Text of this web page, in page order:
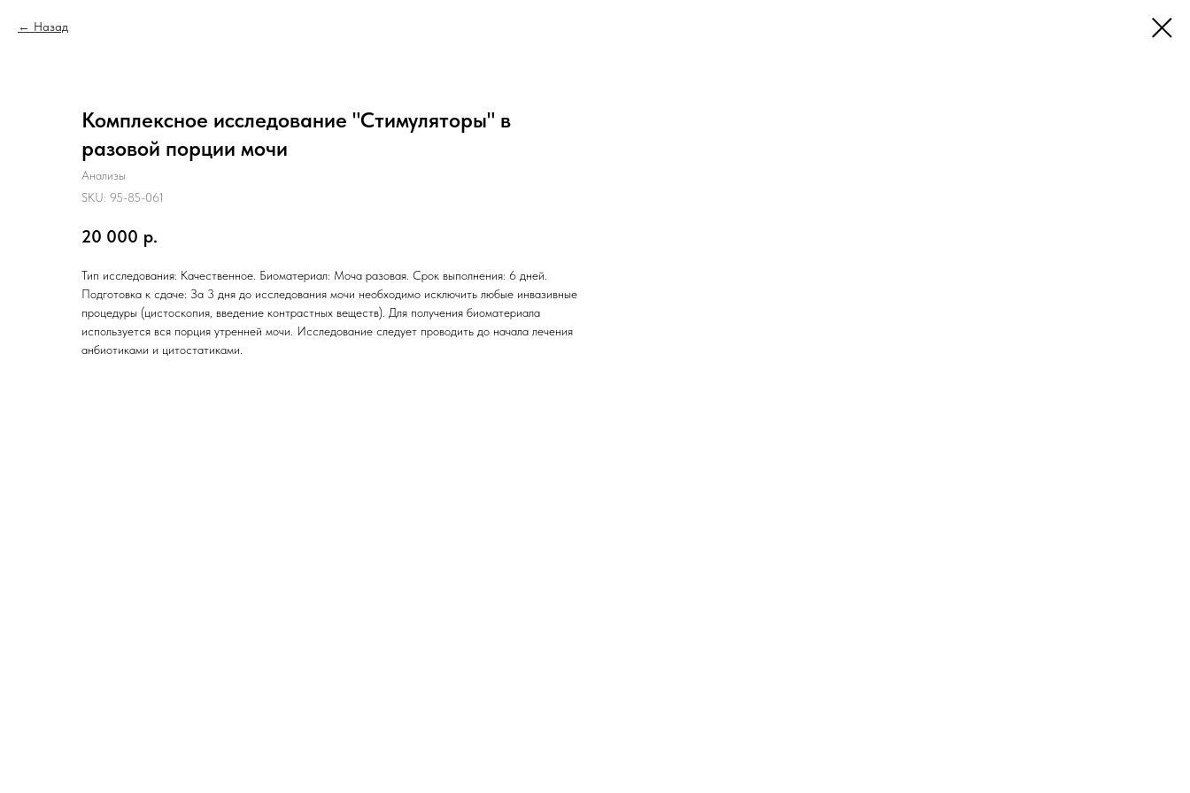
Назад
Комплексное исследование "Стимуляторы" в
разовой порции мочи
Анализы
SKU: 95-85-061
20 000 р.
Тип исследования: Качественное. Биоматериал: Моча разовая. Срок выполнения: 6 дней.
Подготовка к сдаче: За 3 дня до исследования мочи необходимо исключить любые инвазивные
процедуры (цистоскопия, введение контрастных веществ). Для получения биоматериала
используется вся порция утренней мочи. Исследование следует проводить до начала лечения
анбиотиками и цитостатиками.